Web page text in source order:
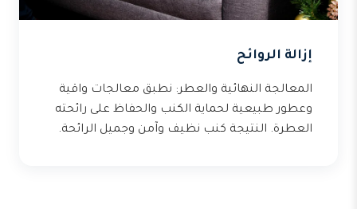
إزالة الروائح
المعالجة النهائية والعطر: نطبق معالجات واقية
وعطور طبيعية لحماية الكنب والحفاظ على رائحته
العطرة. النتيجة كنب نظيف وآمن وجميل الرائحة.